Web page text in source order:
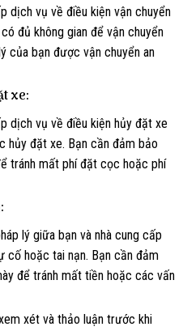
dịch vụ về điều kiện vận chuyển
đủ không gian để vận chuyển
của bạn được vận chuyển an
xe:
dịch vụ về điều kiện hủy đặt xe
hủy đặt xe. Bạn cần đảm bảo
tránh mất phí đặt cọc hoặc phí
lý giữa bạn và nhà cung cấp
hoặc tai nạn. Bạn cần đảm
để tránh mất tiền hoặc các vấn
xét và thảo luận trước khi